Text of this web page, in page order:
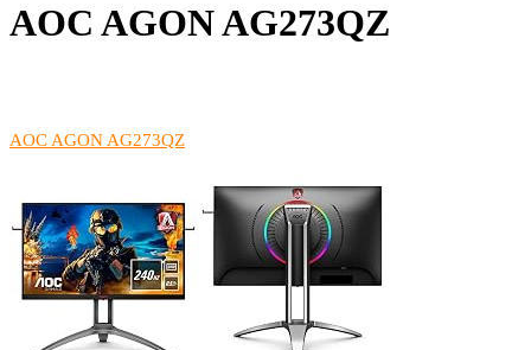
AOC AGON AG273QZ
AOC AGON AG273QZ